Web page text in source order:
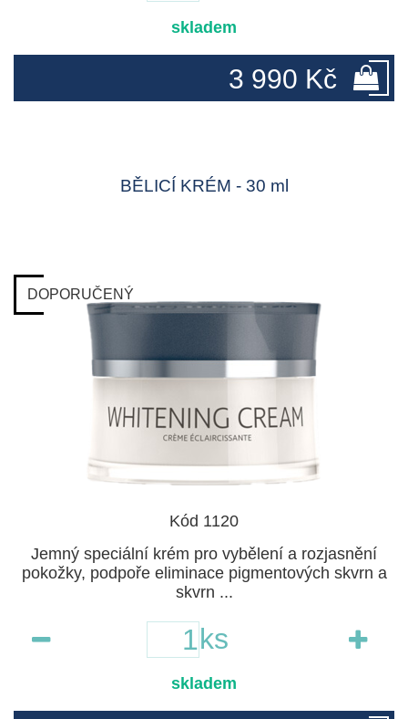
skladem
3 990 Kč
BĚLICÍ KRÉM - 30 ml
DOPORUČENÝ
Kód 1120
Jemný speciální krém pro vybělení a rozjasnění
pokožky, podpoře eliminace pigmentových skvrn a
skvrn ...
ks
skladem